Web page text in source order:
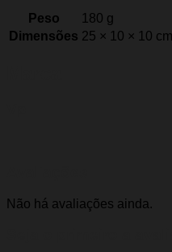
Peso
180 g
Dimensões 25 × 10 × 10 cm
Não há avaliações ainda.